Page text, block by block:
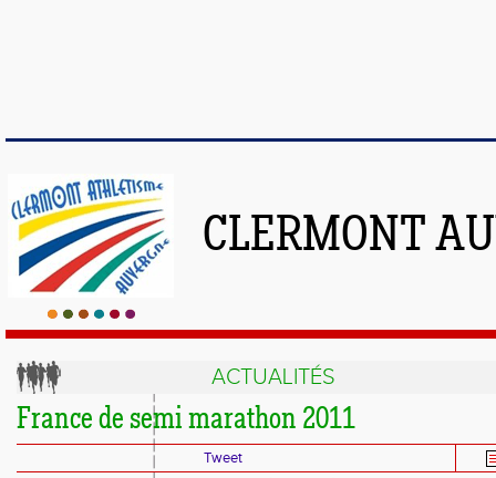
CLERMONT
ACTUALITÉS
France de semi marathon 2011
Tweet